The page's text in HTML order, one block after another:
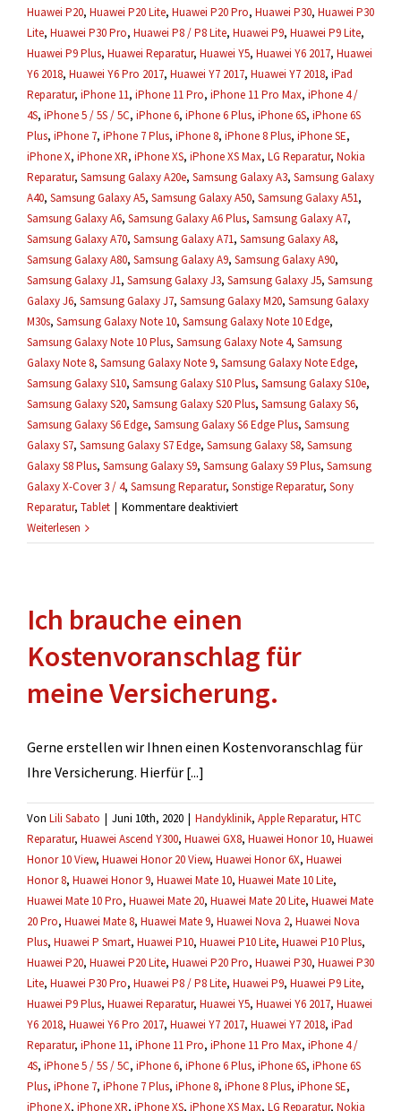
Huawei P20, Huawei P20 Lite, Huawei P20 Pro, Huawei P30, Huawei P30
Lite, Huawei P30 Pro, Huawei P8 / P8 Lite, Huawei P9, Huawei P9 Lite,
Huawei P9 Plus, Huawei Reparatur, Huawei Y5, Huawei Y6 2017, Huawei
Y6 2018, Huawei Y6 Pro 2017, Huawei Y7 2017, Huawei Y7 2018, iPad
Reparatur, iPhone 11, iPhone 11 Pro, iPhone 11 Pro Max, iPhone 4 /
4S, iPhone 5 / 5S / 5C, iPhone 6, iPhone 6 Plus, iPhone 6S, iPhone 6S
Plus, iPhone 7, iPhone 7 Plus, iPhone 8, iPhone 8 Plus, iPhone SE,
iPhone X, iPhone XR, iPhone XS, iPhone XS Max, LG Reparatur, Nokia
Reparatur, Samsung Galaxy A20e, Samsung Galaxy A3, Samsung Galaxy
A40, Samsung Galaxy A5, Samsung Galaxy A50, Samsung Galaxy A51,
Samsung Galaxy A6, Samsung Galaxy A6 Plus, Samsung Galaxy A7,
Samsung Galaxy A70, Samsung Galaxy A71, Samsung Galaxy A8,
Samsung Galaxy A80, Samsung Galaxy A9, Samsung Galaxy A90,
Samsung Galaxy J1, Samsung Galaxy J3, Samsung Galaxy J5, Samsung
Galaxy J6, Samsung Galaxy J7, Samsung Galaxy M20, Samsung Galaxy
M30s, Samsung Galaxy Note 10, Samsung Galaxy Note 10 Edge,
Samsung Galaxy Note 10 Plus, Samsung Galaxy Note 4, Samsung
Galaxy Note 8, Samsung Galaxy Note 9, Samsung Galaxy Note Edge,
Samsung Galaxy S10, Samsung Galaxy S10 Plus, Samsung Galaxy S10e,
Samsung Galaxy S20, Samsung Galaxy S20 Plus, Samsung Galaxy S6,
Samsung Galaxy S6 Edge, Samsung Galaxy S6 Edge Plus, Samsung
Galaxy S7, Samsung Galaxy S7 Edge, Samsung Galaxy S8, Samsung
Galaxy S8 Plus, Samsung Galaxy S9, Samsung Galaxy S9 Plus, Samsung
Galaxy X-Cover 3 / 4, Samsung Reparatur, Sonstige Reparatur, Sony
Reparatur, Tablet | Kommentare deaktiviertfür
Handy
kann
es
trotzdem
repariert
werden?
Weiterlesen
Ich brauche einen
Kostenvoranschlag für
meine Versicherung.
Gerne erstellen wir Ihnen einen Kostenvoranschlag für
Ihre Versicherung. Hierfür [...]
Von Lili Sabato | Juni 10th, 2020 | Handyklinik, Apple Reparatur, HTC
Reparatur, Huawei Ascend Y300, Huawei GX8, Huawei Honor 10, Huawei
Honor 10 View, Huawei Honor 20 View, Huawei Honor 6X, Huawei
Honor 8, Huawei Honor 9, Huawei Mate 10, Huawei Mate 10 Lite,
Huawei Mate 10 Pro, Huawei Mate 20, Huawei Mate 20 Lite, Huawei Mate
20 Pro, Huawei Mate 8, Huawei Mate 9, Huawei Nova 2, Huawei Nova
Plus, Huawei P Smart, Huawei P10, Huawei P10 Lite, Huawei P10 Plus,
Huawei P20, Huawei P20 Lite, Huawei P20 Pro, Huawei P30, Huawei P30
Lite, Huawei P30 Pro, Huawei P8 / P8 Lite, Huawei P9, Huawei P9 Lite,
Huawei P9 Plus, Huawei Reparatur, Huawei Y5, Huawei Y6 2017, Huawei
Y6 2018, Huawei Y6 Pro 2017, Huawei Y7 2017, Huawei Y7 2018, iPad
Reparatur, iPhone 11, iPhone 11 Pro, iPhone 11 Pro Max, iPhone 4 /
4S, iPhone 5 / 5S / 5C, iPhone 6, iPhone 6 Plus, iPhone 6S, iPhone 6S
Plus, iPhone 7, iPhone 7 Plus, iPhone 8, iPhone 8 Plus, iPhone SE,
iPhone X, iPhone XR, iPhone XS, iPhone XS Max, LG Reparatur, Nokia